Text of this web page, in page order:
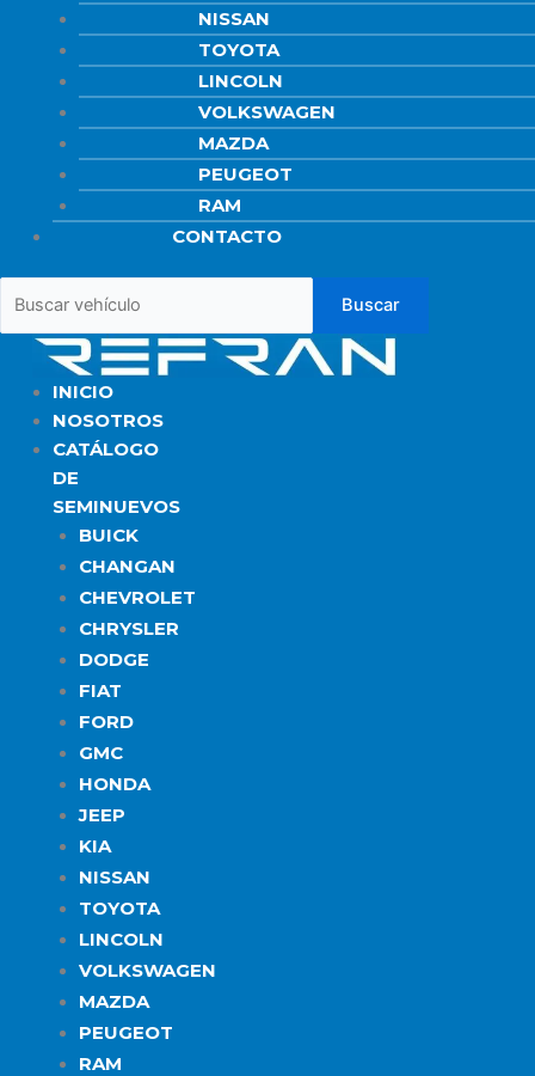
NISSAN
TOYOTA
LINCOLN
VOLKSWAGEN
MAZDA
PEUGEOT
RAM
CONTACTO
INICIO
NOSOTROS
CATÁLOGO
DE
SEMINUEVOS
BUICK
CHANGAN
CHEVROLET
CHRYSLER
DODGE
FIAT
FORD
GMC
HONDA
JEEP
KIA
NISSAN
TOYOTA
LINCOLN
VOLKSWAGEN
MAZDA
PEUGEOT
RAM